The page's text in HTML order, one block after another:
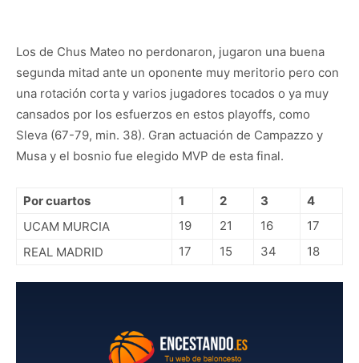
Los de Chus Mateo no perdonaron, jugaron una buena
segunda mitad ante un oponente muy meritorio pero con
una rotación corta y varios jugadores tocados o ya muy
cansados por los esfuerzos en estos playoffs, como
Sleva (67-79, min. 38). Gran actuación de Campazzo y
Musa y el bosnio fue elegido MVP de esta final.
Por cuartos 1 2 3
4
UCAM MURCIA
19 21 16
17
REAL MADRID
17 15 34 18